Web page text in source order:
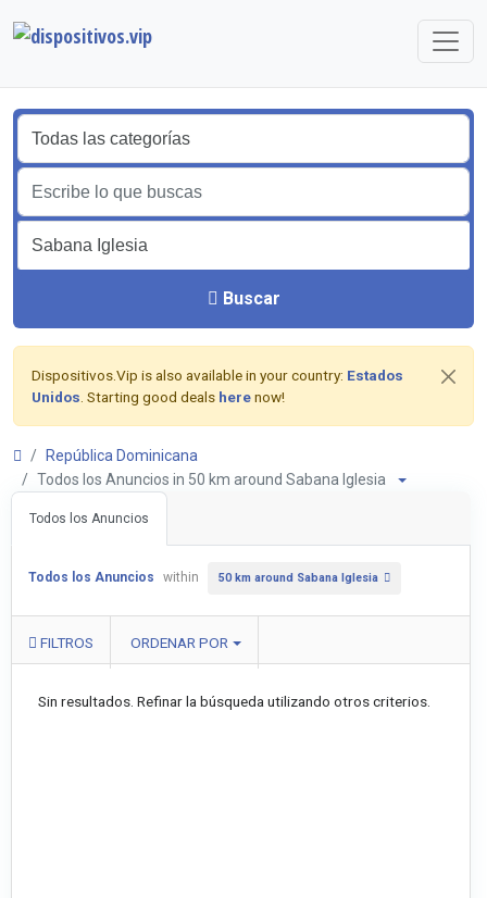
Buscar
Dispositivos.Vip is also available in your country: Estados
Unidos . Starting good deals herenow!
República Dominicana
Todos los Anuncios in 50 km around Sabana Iglesia
Todos los Anuncios
Todos los Anuncios within 50 km around Sabana Iglesia
FILTROS ORDENAR POR
Sin resultados. Refinar la búsqueda utilizando otros criterios.